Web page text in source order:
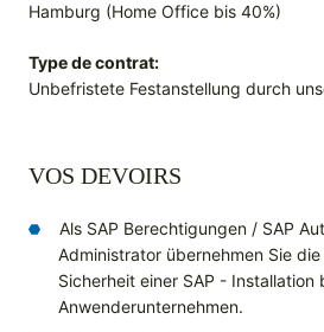
Hamburg (Home Office bis 40%)
Type de contrat:
Unbefristete Festanstellung durch
VOS DEVOIRS
Als SAP Berechtigungen / SAP
Administrator übernehmen Sie
Sicherheit einer SAP - Installation
Anwenderunternehmen.